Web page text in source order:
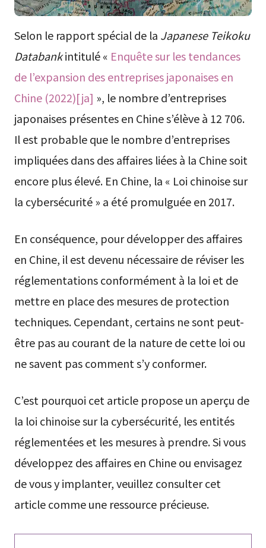
Selon le rapport spécial de la Japanese Teikoku
Databankintitulé « Enquête sur les tendances
de l’expansion des entreprises japonaises en
Chine (2022)[ja] », le nombre d’entreprises
japonaises présentes en Chine s’élève à 12 706.
Il est probable que le nombre d’entreprises
impliquées dans des affaires liées à la Chine soit
encore plus élevé. En Chine, la « Loi chinoise sur
la cybersécurité » a été promulguée en 2017.
En conséquence, pour développer des affaires
en Chine, il est devenu nécessaire de réviser les
réglementations conformément à la loi et de
mettre en place des mesures de protection
techniques. Cependant, certains ne sont peut-
être pas au courant de la nature de cette loi ou
ne savent pas comment s’y conformer.
C’est pourquoi cet article propose un aperçu de
la loi chinoise sur la cybersécurité, les entités
réglementées et les mesures à prendre. Si vous
développez des affaires en Chine ou envisagez
de vous y implanter, veuillez consulter cet
article comme une ressource précieuse.